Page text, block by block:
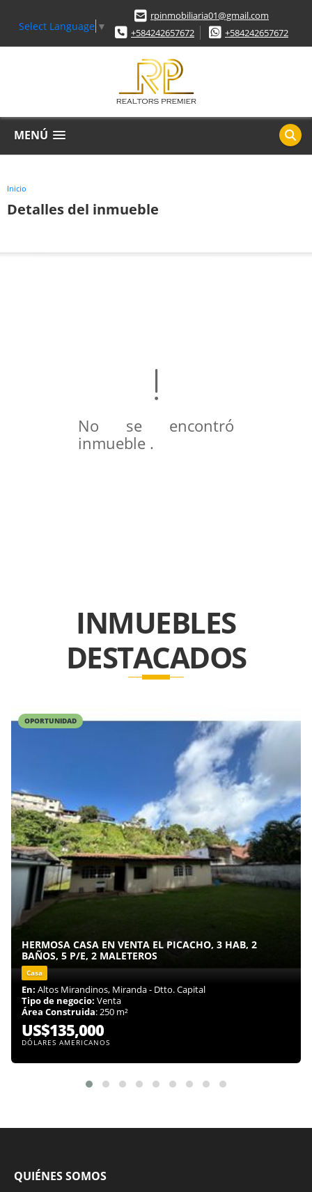
Select Language ▼
rpinmobiliaria01@gmail.com
+584242657672
+584242657672
MENÚ
Inicio
Detalles del inmueble
No se encontró
inmueble .
INMUEBLES
DESTACADOS
OPORTUNIDAD
HERMOSA CASA EN VENTA EL PICACHO, 3 HAB, 2
BAÑOS, 5 P/E, 2 MALETEROS
Casa
En: Altos Mirandinos, Miranda - Dtto. Capital
Tipo de negocio: Venta
Área Construida: 250 m²
US$135,000
DÓLARES AMERICANOS
QUIÉNES SOMOS